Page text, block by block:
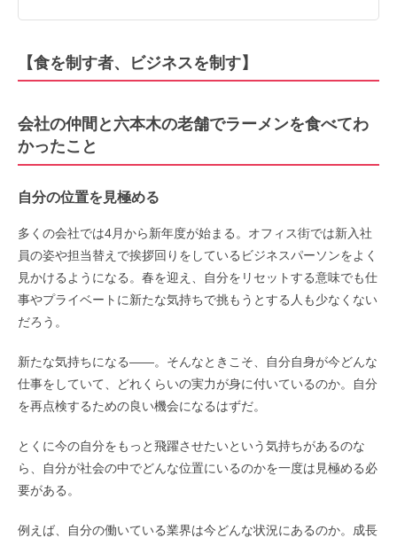
【食を制す者、ビジネスを制す】
会社の仲間と六本木の老舗でラーメンを食べてわ
かったこと
自分の位置を見極める
多くの会社では4月から新年度が始まる。オフィス街では新入社
員の姿や担当替えで挨拶回りをしているビジネスパーソンをよく
見かけるようになる。春を迎え、自分をリセットする意味でも仕
事やプライベートに新たな気持ちで挑もうとする人も少なくない
だろう。
新たな気持ちになる――。そんなときこそ、自分自身が今どんな
仕事をしていて、どれくらいの実力が身に付いているのか。自分
を再点検するための良い機会になるはずだ。
とくに今の自分をもっと飛躍させたいという気持ちがあるのな
ら、自分が社会の中でどんな位置にいるのかを一度は見極める必
要がある。
例えば、自分の働いている業界は今どんな状況にあるのか。成長